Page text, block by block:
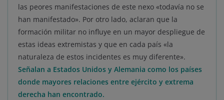
las peores manifestaciones de este nexo «todavía no se
han manifestado». Por otro lado, aclaran que la
formación militar no influye en un mayor despliegue de
estas ideas extremistas y que en cada país «la
naturaleza de estos incidentes es muy diferente».
Señalan a Estados Unidos y Alemania como los países
donde mayores relaciones entre ejército y extrema
derecha han encontrado.